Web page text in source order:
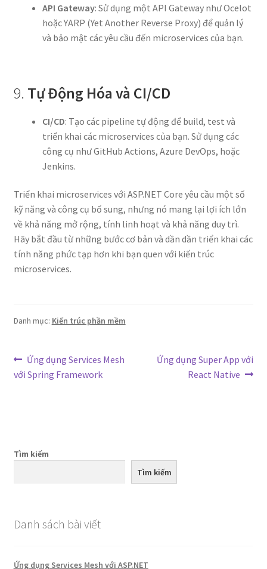
API Gateway: Sử dụng một API Gateway như Ocelot
hoặc YARP (Yet Another Reverse Proxy) để quản lý
và bảo mật các yêu cầu đến microservices của bạn.
9. Tự Động Hóa và CI/CD
CI/CD: Tạo các pipeline tự động để build, test và
triển khai các microservices của bạn. Sử dụng các
công cụ như GitHub Actions, Azure DevOps, hoặc
Jenkins.
Triển khai microservices với ASP.NET Core yêu cầu một số
kỹ năng và công cụ bổ sung, nhưng nó mang lại lợi ích lớn
về khả năng mở rộng, tính linh hoạt và khả năng duy trì.
Hãy bắt đầu từ những bước cơ bản và dần dần triển khai các
tính năng phức tạp hơn khi bạn quen với kiến trúc
microservices.
Danh mục: Kiến trúc phần mềm
Điều
hướng
Bài
trước:
Ứng dụng Services Mesh
với Spring Framework
Bài
Ứng dụng Super App với
React Native
Tìm kiếm
Tìm kiếm
Danh sách bài viết
Ứng dụng Services Mesh với ASP.NET